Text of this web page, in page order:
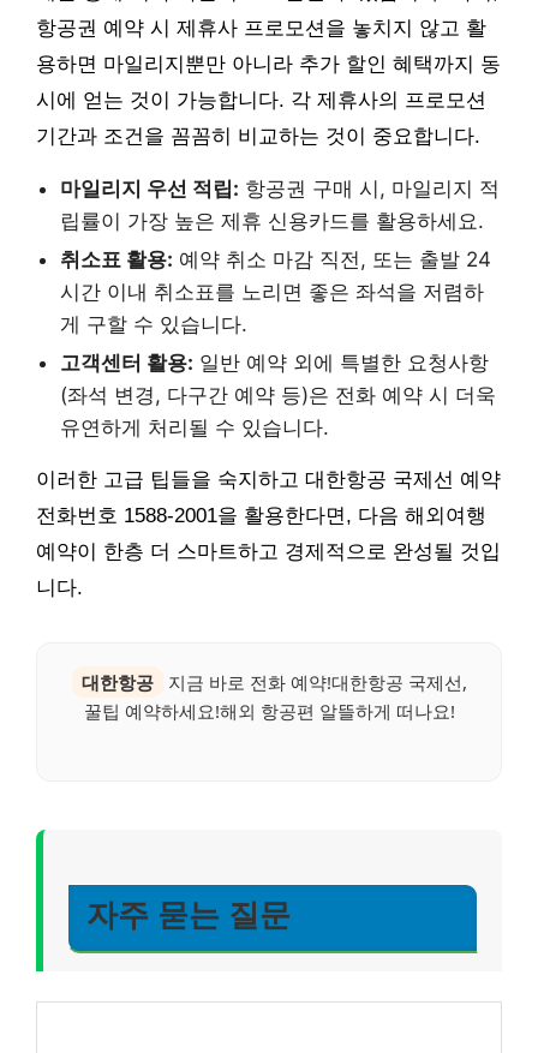
항공권 예약 시 제휴사 프로모션을 놓치지 않고 활
용하면 마일리지뿐만 아니라 추가 할인 혜택까지 동
시에 얻는 것이 가능합니다. 각 제휴사의 프로모션
기간과 조건을 꼼꼼히 비교하는 것이 중요합니다.
마일리지 우선 적립: 항공권 구매 시, 마일리지 적
립률이 가장 높은 제휴 신용카드를 활용하세요.
취소표 활용: 예약 취소 마감 직전, 또는 출발 24
시간 이내 취소표를 노리면 좋은 좌석을 저렴하
게 구할 수 있습니다.
고객센터 활용: 일반 예약 외에 특별한 요청사항
(좌석 변경, 다구간 예약 등)은 전화 예약 시 더욱
유연하게 처리될 수 있습니다.
이러한 고급 팁들을 숙지하고 대한항공 국제선 예약
전화번호 1588-2001을 활용한다면, 다음 해외여행
예약이 한층 더 스마트하고 경제적으로 완성될 것입
니다.
대한항공
지금 바로 전화 예약!대한항공 국제선,
꿀팁 예약하세요!해외 항공편 알뜰하게 떠나요!
자주 묻는 질문